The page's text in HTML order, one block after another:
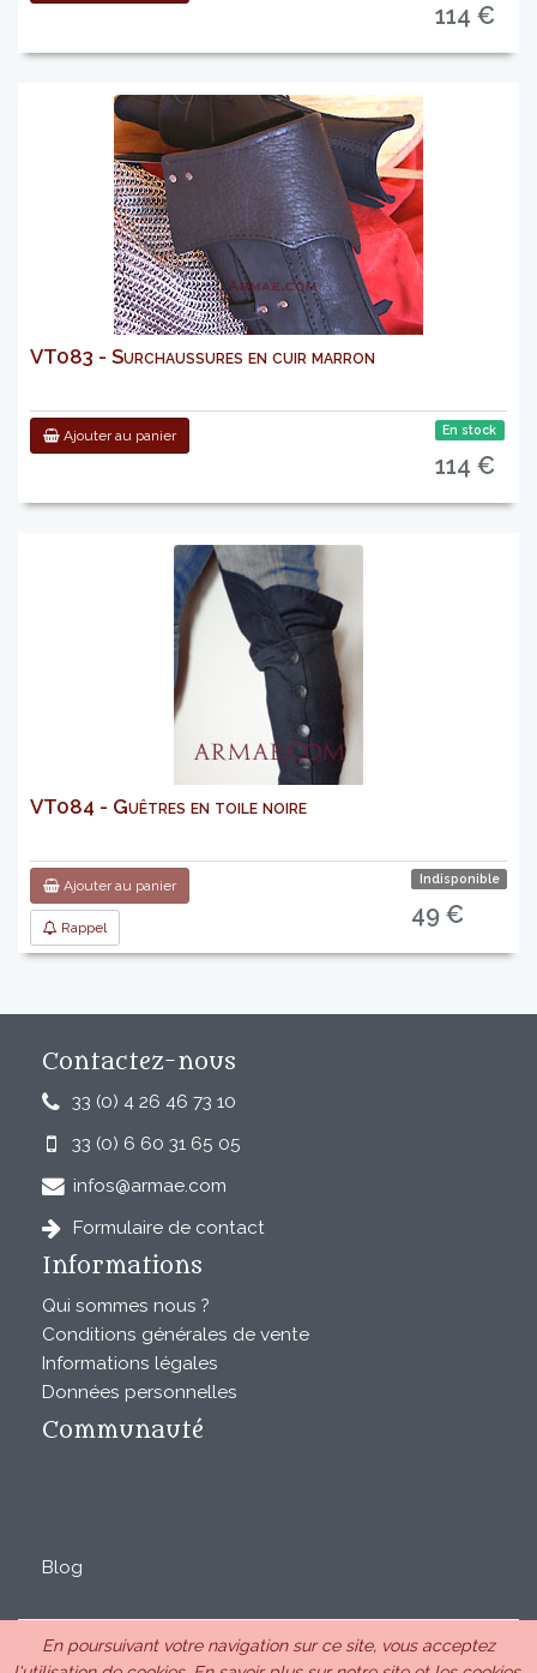
114 €
VT083 - Surchaussures en cuir marron
Ajouter au panier En stock
114 €
VT084 - Guêtres en toile noire
Ajouter au panier
Rappel
Indisponible
49 €
Contactez-nous
33 (0) 4 26 46 73 10
33 (0) 6 60 31 65 05
infos@armae.com
Formulaire de contact
Informations
Qui sommes nous ?
Conditions générales de vente
Informations légales
Données personnelles
Communauté
Blog
ARMAE est une SAS au capital de 28850€ inscrite au RCS
En poursuivant votre navigation sur ce site, vous acceptez